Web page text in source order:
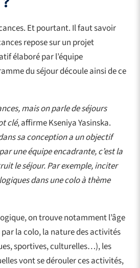
Et pourtant. Il faut savoir
repose sur un projet
élaboré par l’équipe
du séjour découle ainsi de ce
mais on parle de séjours
clé, affirme Kseniya Yasinska.
sa conception a un objectif
une équipe encadrante, c’est la
le séjour. Par exemple, inciter
dans une colo à thème
on trouve notamment l’âge
la colo, la nature des activités
sportives, culturelles…), les
vont se dérouler ces activités,